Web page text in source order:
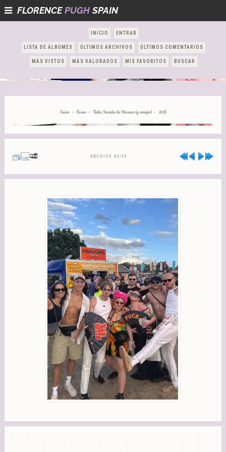
FLORENCE PUGH SPAIN
INICIO ENTRAR
LISTA DE ÁLBUMES ÚLTIMOS ARCHIVOS ÚLTIMOS COMENTARIOS
MÁS VISTOS MÁS VALORADOS MIS FAVORITOS BUSCAR
Inicio - Varios - Redes Sociales de Florence (y amigos) - 2026
ARCHIVO 43/54